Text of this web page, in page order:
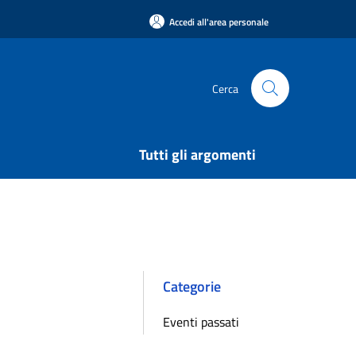
Accedi all'area personale
Cerca
Tutti gli argomenti
Categorie
Eventi passati